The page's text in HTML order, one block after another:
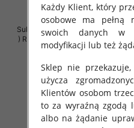
Sukienki damskie (Polska produkt
) Roz Standard, Mix Kolor Paczka
5 szt
36.00 zł
szczegóły
Każdy Klient, który
osobowe ma pełną
swoich danych w
modyfikacji lub też
Sklep nie
użycza
Klientów osobom
to za wyraźną zgodą
albo na żądanie